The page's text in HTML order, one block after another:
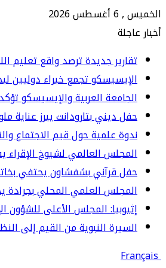
الخميس , 6 أغسطس 2026
أخبار عاجلة
تقارير جديدة ترصد واقع تعليم
الإيسيسكو تجمع خبراء دوليين
الجامعة العربية والإيسيسكو
حفل ديني بتارودانت يبرز عناية
ندوة علمية حول قيم الاجتماع
المجلس العالمي لشيوخ الإقراء
حفل قرآني بشفشاون يحتفي بخاتمي
المجلس العلمي المحلي بجرادة
إثيوبيا: المجلس الأعلى للشؤون
السيرة النبوية من القيم إلى
Français